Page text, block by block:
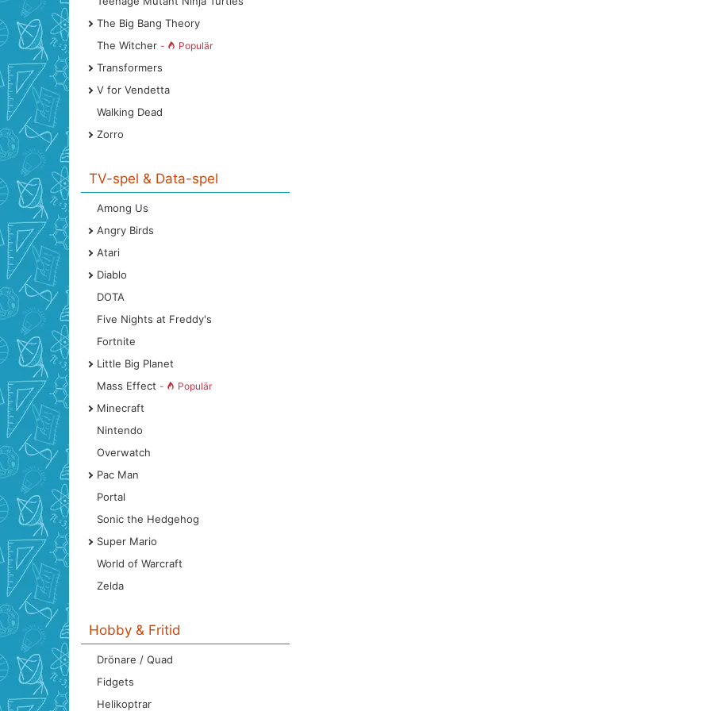
The Big Bang Theory
The Witcher - Populär
Transformers
V for Vendetta
Walking Dead
Zorro
TV-spel & Data-spel
Among Us
Angry Birds
Atari
Diablo
DOTA
Five Nights at Freddy's
Fortnite
Little Big Planet
Mass Effect - Populär
Minecraft
Nintendo
Overwatch
Pac Man
Portal
Sonic the Hedgehog
Super Mario
World of Warcraft
Zelda
Hobby & Fritid
Drönare / Quad
Fidgets
Helikoptrar